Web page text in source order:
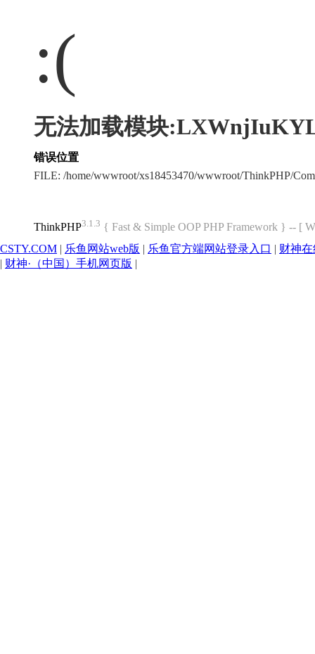
:(
无法加载模块
错误位置
FILE: /home/wwwroot/xs18453470/wwwroot/ThinkPHP/
ThinkPHP3.1.3 { Fast & Simple OOP PHP Framework } -- [
CSTY.COM | 乐鱼网站web版 | 乐鱼官方端网站登录入口 | 财神
| 财神·（中国）手机网页版 |